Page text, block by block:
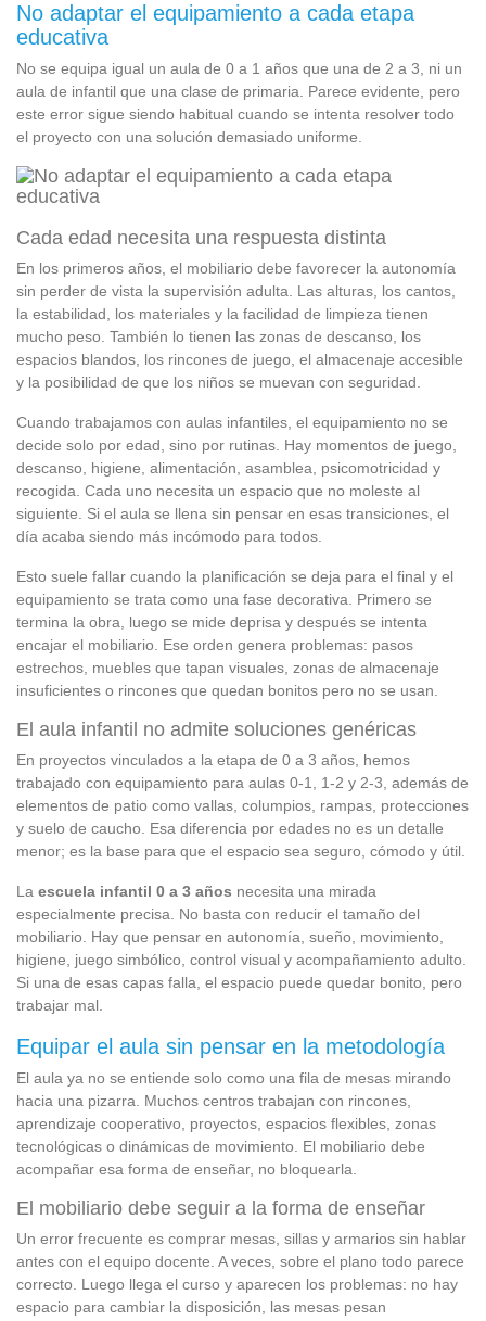
No adaptar el equipamiento a cada etapa
educativa
No se equipa igual un aula de 0 a 1 años que una de 2 a 3, ni un
aula de infantil que una clase de primaria. Parece evidente, pero
este error sigue siendo habitual cuando se intenta resolver todo
el proyecto con una solución demasiado uniforme.
Cada edad necesita una respuesta distinta
En los primeros años, el mobiliario debe favorecer la autonomía
sin perder de vista la supervisión adulta. Las alturas, los cantos,
la estabilidad, los materiales y la facilidad de limpieza tienen
mucho peso. También lo tienen las zonas de descanso, los
espacios blandos, los rincones de juego, el almacenaje accesible
y la posibilidad de que los niños se muevan con seguridad.
Cuando trabajamos con aulas infantiles, el equipamiento no se
decide solo por edad, sino por rutinas. Hay momentos de juego,
descanso, higiene, alimentación, asamblea, psicomotricidad y
recogida. Cada uno necesita un espacio que no moleste al
siguiente. Si el aula se llena sin pensar en esas transiciones, el
día acaba siendo más incómodo para todos.
Esto suele fallar cuando la planificación se deja para el final y el
equipamiento se trata como una fase decorativa. Primero se
termina la obra, luego se mide deprisa y después se intenta
encajar el mobiliario. Ese orden genera problemas: pasos
estrechos, muebles que tapan visuales, zonas de almacenaje
insuficientes o rincones que quedan bonitos pero no se usan.
El aula infantil no admite soluciones genéricas
En proyectos vinculados a la etapa de 0 a 3 años, hemos
trabajado con equipamiento para aulas 0-1, 1-2 y 2-3, además de
elementos de patio como vallas, columpios, rampas, protecciones
y suelo de caucho. Esa diferencia por edades no es un detalle
menor; es la base para que el espacio sea seguro, cómodo y útil.
La escuela infantil 0 a 3 años necesita una mirada
especialmente precisa. No basta con reducir el tamaño del
mobiliario. Hay que pensar en autonomía, sueño, movimiento,
higiene, juego simbólico, control visual y acompañamiento adulto.
Si una de esas capas falla, el espacio puede quedar bonito, pero
trabajar mal.
Equipar el aula sin pensar en la metodología
El aula ya no se entiende solo como una fila de mesas mirando
hacia una pizarra. Muchos centros trabajan con rincones,
aprendizaje cooperativo, proyectos, espacios flexibles, zonas
tecnológicas o dinámicas de movimiento. El mobiliario debe
acompañar esa forma de enseñar, no bloquearla.
El mobiliario debe seguir a la forma de enseñar
Un error frecuente es comprar mesas, sillas y armarios sin hablar
antes con el equipo docente. A veces, sobre el plano todo parece
correcto. Luego llega el curso y aparecen los problemas: no hay
espacio para cambiar la disposición, las mesas pesan